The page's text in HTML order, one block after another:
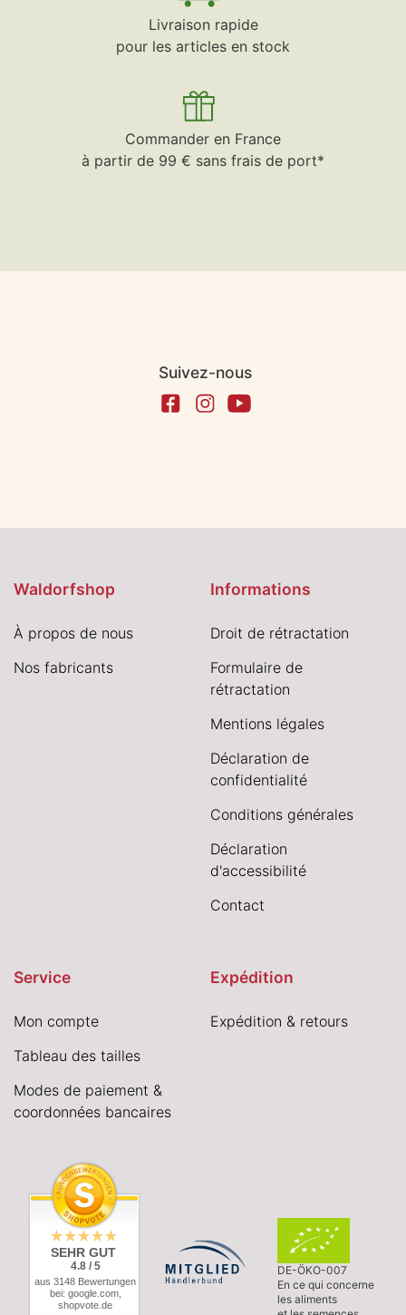
Livraison rapide
pour les articles en stock
Commander en France
à partir de 99 € sans frais de port*
Suivez-nous
Waldorfshop
À propos de nous
Nos fabricants
Informations
Droit de rétractation
Formulaire de
rétractation
Mentions légales
Déclaration de
confidentialité
Conditions générales
Déclaration
d'accessibilité
Contact
Service
Mon compte
Tableau des tailles
Modes de paiement &
coordonnées bancaires
Expédition
Expédition & retours
SEHR GUT
4.8 / 5
aus 3148 Bewertungen
bei: google.com,
shopvote.de
DE-ÖKO-007
En ce qui concerne
les aliments